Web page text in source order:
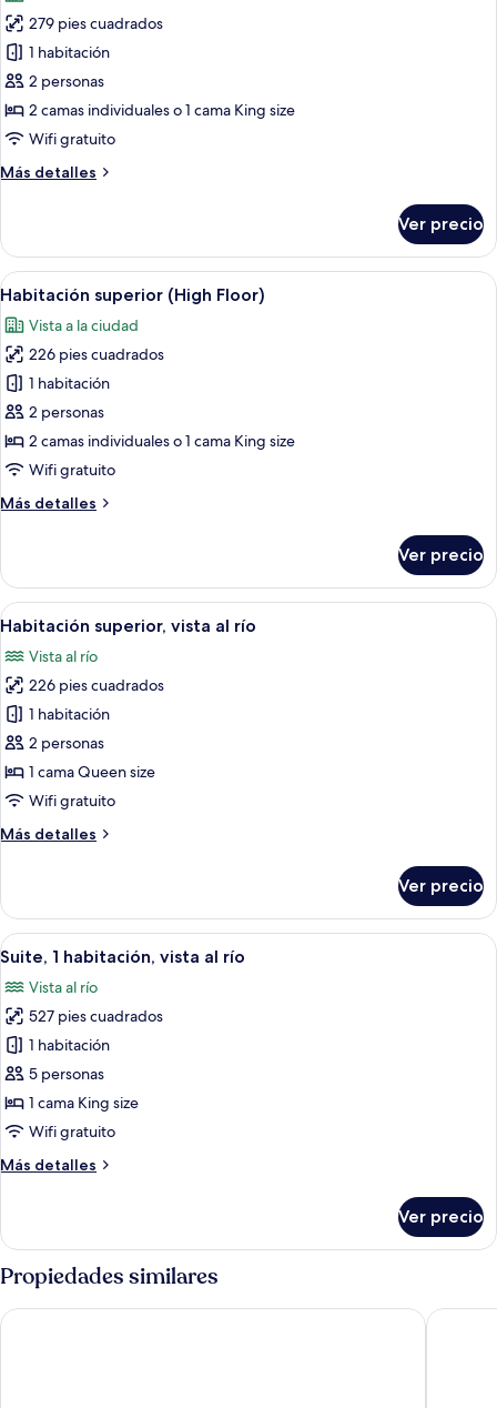
fotos
de
Habitación
superior
279 pies cuadrados
1 habitación
2 personas
2 camas individuales o 1 cama King size
Wifi gratuito
Más detalles
Más
superior
Ver precio
Abrir
todas
las
fotos
de
Habitación
superior
(High
Caja de seguridad en la habitación
13
Habitación superior (High Floor)
Vista a la ciudad
226 pies cuadrados
1 habitación
2 personas
2 camas individuales o 1 cama King size
Wifi gratuito
Más detalles
Más
superior
(High
Floor)
Ver precio
Abrir
todas
las
fotos
de
Habitación
superior,
vista
río
Habitación de hotel moderna con
13
Habitación superior, vista al río
Vista al río
226 pies cuadrados
1 habitación
2 personas
1 cama Queen size
Wifi gratuito
Más detalles
Más
superior,
vista
al
Ver precio
Abrir
todas
las
fotos
de
Suite,
1
habitación,
al
Una habitación de hotel moderna
9
Suite, 1 habitación, vista al río
Vista al río
527 pies cuadrados
1 habitación
5 personas
1 cama King size
Wifi gratuito
Más detalles
Más
1
habitación,
vista
río
Ver precio
Propiedades similares
Radisson Blu Scandinavia Hotel Clarion